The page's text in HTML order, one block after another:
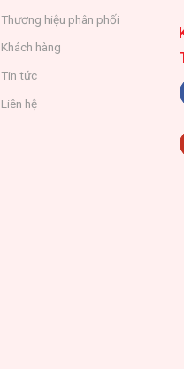
Thương hiệu phân phối
Khách hàng
Tin tức
Liên hệ